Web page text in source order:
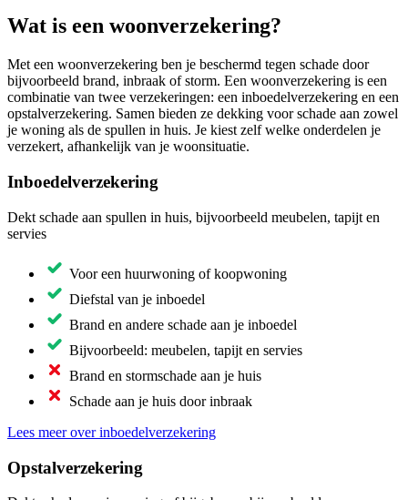
Wat is een woonverzekering?
Met een woonverzekering ben je beschermd tegen schade door
bijvoorbeeld brand, inbraak of storm. Een woonverzekering is een
combinatie van twee verzekeringen: een inboedelverzekering en een
opstalverzekering. Samen bieden ze dekking voor schade aan zowel
je woning als de spullen in huis. Je kiest zelf welke onderdelen je
verzekert, afhankelijk van je woonsituatie.
Inboedelverzekering
Dekt schade aan spullen in huis, bijvoorbeeld meubelen, tapijt en
servies
Voor een huurwoning of koopwoning
Diefstal van je inboedel
Brand en andere schade aan je inboedel
Bijvoorbeeld: meubelen, tapijt en servies
Brand en stormschade aan je huis
Schade aan je huis door inbraak
Lees meer over inboedelverzekering
Opstalverzekering